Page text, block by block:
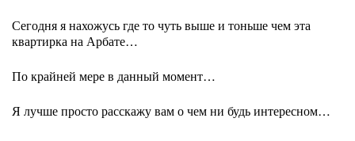
Сегодня я нахожусь где то чуть выше и тоньше чем эта
квартирка на Арбате…
По крайней мере в данный момент…
Я лучше просто расскажу вам о чем ни будь интересном…